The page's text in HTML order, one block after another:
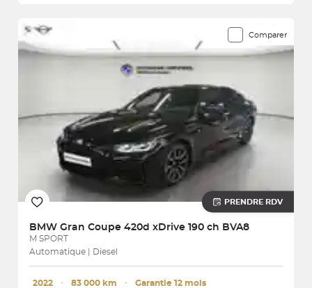
Comparer
PRENDRE RDV
BMW Gran Coupe 420d xDrive 190 ch BVA8
M SPORT
Automatique | Diesel
2022 ･ 83 000 km ･ Garantie 12 mois